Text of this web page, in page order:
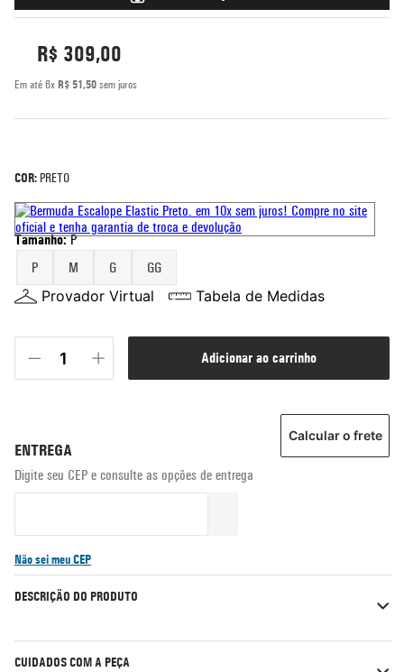
R$ 309,00
Em até 6x R$ 51,50 sem juros
COR: PRETO
Tamanho: P
P
M G GG
Provador Virtual Tabela de Medidas
adicionar ao carrinho
Não sei meu CEP
Calcular o frete
DESCRIÇÃO DO PRODUTO
CUIDADOS COM A PEÇA
º
bermuda
7º
mochila
8º
moletom
10 º jaqueta